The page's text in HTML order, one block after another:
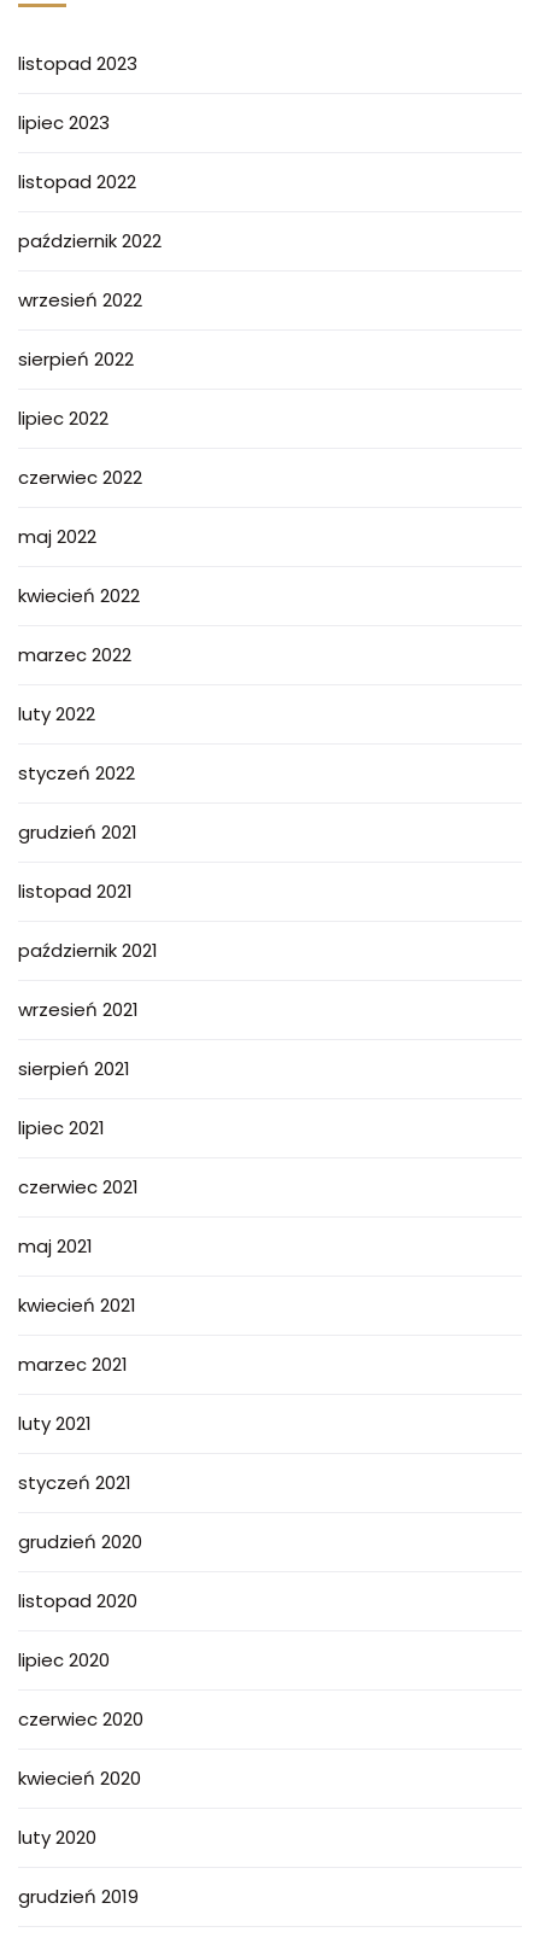
listopad 2023
lipiec 2023
listopad 2022
październik 2022
wrzesień 2022
sierpień 2022
lipiec 2022
czerwiec 2022
maj 2022
kwiecień 2022
marzec 2022
luty 2022
styczeń 2022
grudzień 2021
listopad 2021
październik 2021
wrzesień 2021
sierpień 2021
lipiec 2021
czerwiec 2021
maj 2021
kwiecień 2021
marzec 2021
luty 2021
styczeń 2021
grudzień 2020
listopad 2020
lipiec 2020
czerwiec 2020
kwiecień 2020
luty 2020
grudzień 2019